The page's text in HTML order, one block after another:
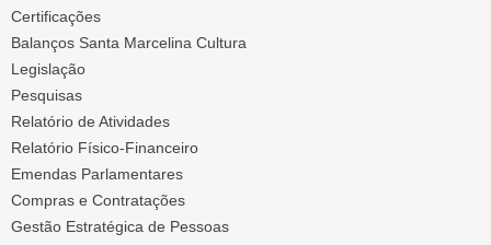
Certificações
Balanços Santa Marcelina Cultura
Legislação
Pesquisas
Relatório de Atividades
Relatório Físico-Financeiro
Emendas Parlamentares
Compras e Contratações
Gestão Estratégica de Pessoas